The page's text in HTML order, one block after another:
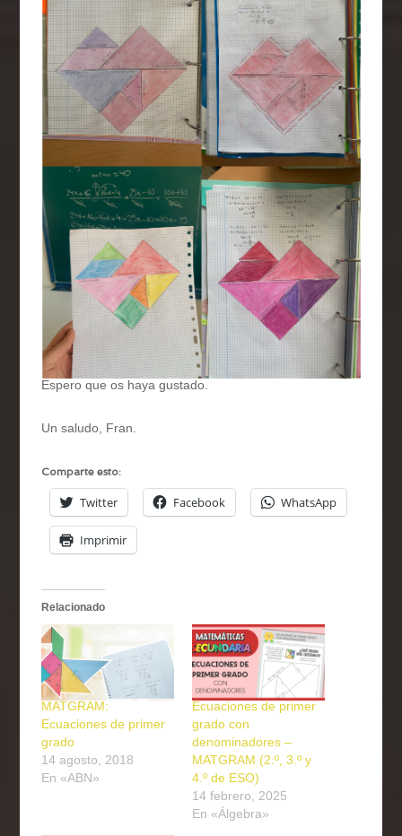
Espero que os haya gustado.
Un saludo, Fran.
Comparte esto:
Twitter Facebook WhatsApp
Imprimir
Relacionado
MATGRAM:
Ecuaciones de primer
grado
14 agosto, 2018
En «ABN»
Ecuaciones de primer
grado con
denominadores –
MATGRAM (2.º, 3.º y
4.º de ESO)
14 febrero, 2025
En «Álgebra»